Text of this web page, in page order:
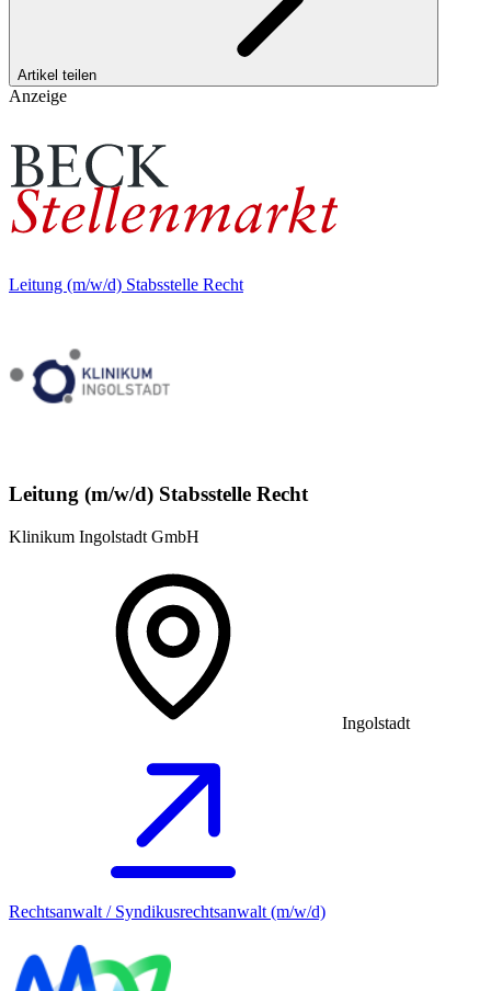
Artikel teilen
Anzeige
Leitung (m/w/d) Stabsstelle Recht
Leitung (m/w/d) Stabsstelle Recht
Klinikum Ingolstadt GmbH
Ingolstadt
Rechtsanwalt / Syndikusrechtsanwalt (m/w/d)